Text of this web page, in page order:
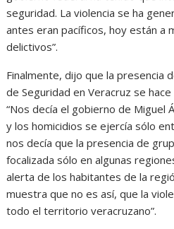
seguridad. La violencia se ha
antes eran pacíficos, hoy están a
delictivos”.
Finalmente, dijo que la presencia
de Seguridad en Veracruz se
“Nos decía el gobierno de Miguel
y los homicidios se ejercía sólo
nos decía que la presencia de
focalizada sólo en algunas
alerta de los habitantes de la
muestra que no es así, que la
todo el territorio veracruzano”.